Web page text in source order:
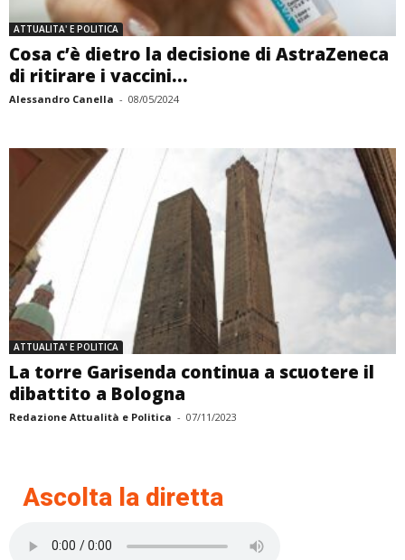
ATTUALITA' E POLITICA
Cosa c’è dietro la decisione di AstraZeneca
di ritirare i vaccini...
Alessandro Canella - 08/05/2024
ATTUALITA' E POLITICA
La torre Garisenda continua a scuotere il
dibattito a Bologna
Redazione Attualità e Politica - 07/11/2023
Ascolta la diretta